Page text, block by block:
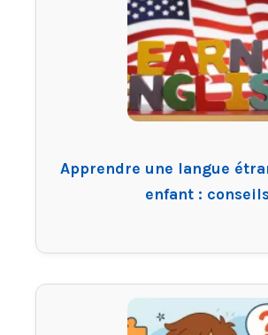
Apprendre une langue
enfant : conseils